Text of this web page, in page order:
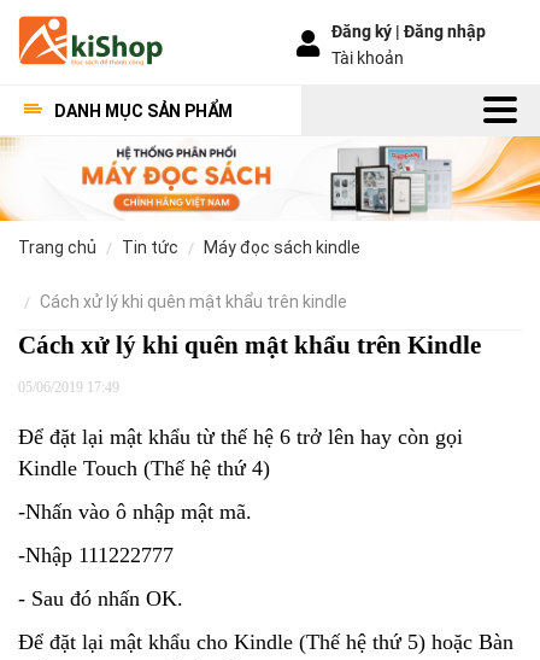
Đăng ký |Đăng nhập
Tài khoản
DANH MỤC SẢN PHẨM
trang chủ tin tức máy đọc sách kindle
cách xử lý khi quên mật khẩu trên kindle
Cách xử lý khi quên mật khẩu trên Kindle
05/06/2019 17:49
Để đặt lại mật khẩu từ thế hệ 6 trở lên hay còn gọi
Kindle Touch (Thế hệ thứ 4)
-Nhấn vào ô nhập mật mã.
-Nhập 111222777
- Sau đó nhấn OK.
Để đặt lại mật khẩu cho Kindle (Thế hệ thứ 5) hoặc Bàn